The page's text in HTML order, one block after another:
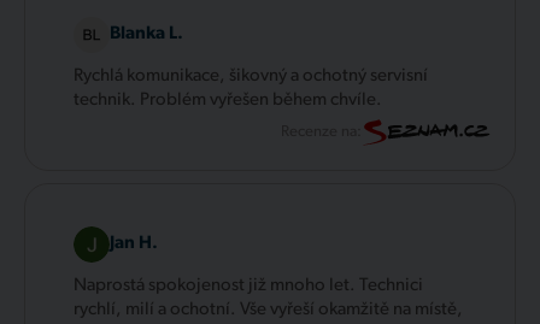
Blanka L.
Rychlá komunikace, šikovný a ochotný servisní
technik. Problém vyřešen během chvíle.
Jan H.
Naprostá spokojenost již mnoho let. Technici
rychlí, milí a ochotní. Vše vyřeší okamžitě na místě,